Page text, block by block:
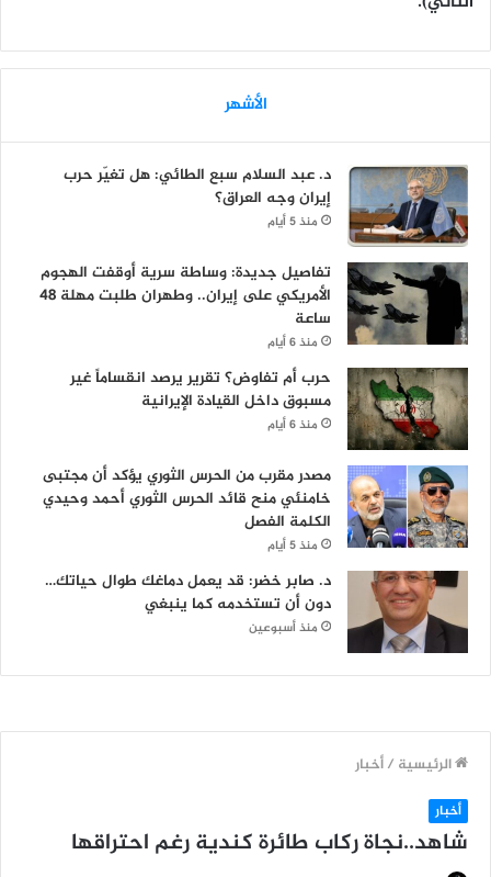
الأشهر
د. عبد السلام سبع الطائي: هل تغيّر حرب
إيران وجه العراق؟
منذ 5 أيام
تفاصيل جديدة: وساطة سرية أوقفت الهجوم
الأمريكي على إيران.. وطهران طلبت مهلة 48
ساعة
منذ 6 أيام
حرب أم تفاوض؟ تقرير يرصد انقساماً غير
مسبوق داخل القيادة الإيرانية
منذ 6 أيام
مصدر مقرب من الحرس الثوري يؤكد أن مجتبى
خامنئي منح قائد الحرس الثوري أحمد وحيدي
الكلمة الفصل
منذ 5 أيام
د. صابر خضر: قد يعمل دماغك طوال حياتك…
دون أن تستخدمه كما ينبغي
منذ أسبوعين